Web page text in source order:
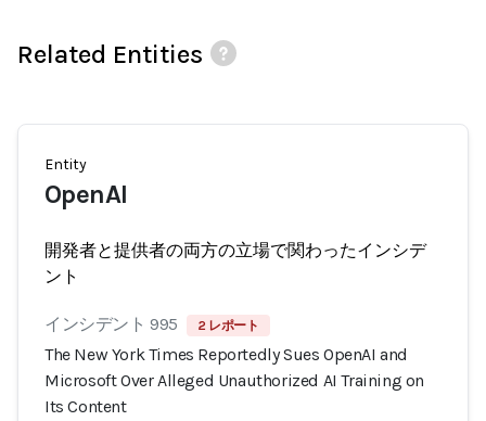
Related Entities
Entity
OpenAI
開発者と提供者の両方の立場で関わったインシデ
ント
インシデント 995 2 レポート
The New York Times Reportedly Sues OpenAI and
Microsoft Over Alleged Unauthorized AI Training on
Its Content